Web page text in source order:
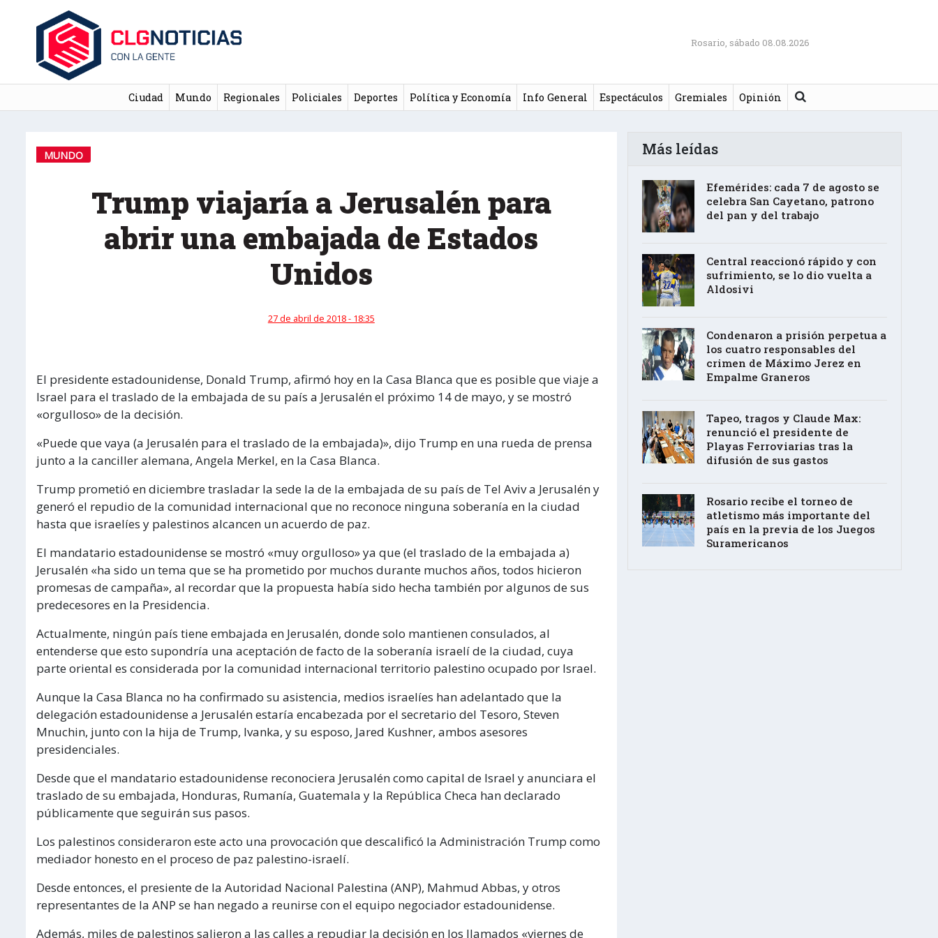
Rosario, sábado 08.08.2026
Ciudad Mundo Regionales Policiales Deportes Política y Economía Info General Espectáculos Gremiales Opinión Buscar
MUNDO
Trump viajaría a Jerusalén para
abrir una embajada de Estados
Unidos
27 de abril de 2018 - 18:35
El presidente estadounidense, Donald Trump, afirmó hoy en la Casa Blanca que es posible que viaje a
Israel para el traslado de la embajada de su país a Jerusalén el próximo 14 de mayo, y se mostró
«orgulloso» de la decisión.
«Puede que vaya (a Jerusalén para el traslado de la embajada)», dijo Trump en una rueda de prensa
junto a la canciller alemana, Angela Merkel, en la Casa Blanca.
Trump prometió en diciembre trasladar la sede la de la embajada de su país de Tel Aviv a Jerusalén y
generó el repudio de la comunidad internacional que no reconoce ninguna soberanía en la ciudad
hasta que israelíes y palestinos alcancen un acuerdo de paz.
El mandatario estadounidense se mostró «muy orgulloso» ya que (el traslado de la embajada a)
Jerusalén «ha sido un tema que se ha prometido por muchos durante muchos años, todos hicieron
promesas de campaña», al recordar que la propuesta había sido hecha también por algunos de sus
predecesores en la Presidencia.
Actualmente, ningún país tiene embajada en Jerusalén, donde solo mantienen consulados, al
entenderse que esto supondría una aceptación de facto de la soberanía israelí de la ciudad, cuya
parte oriental es considerada por la comunidad internacional territorio palestino ocupado por Israel.
Aunque la Casa Blanca no ha confirmado su asistencia, medios israelíes han adelantado que la
delegación estadounidense a Jerusalén estaría encabezada por el secretario del Tesoro, Steven
Mnuchin, junto con la hija de Trump, Ivanka, y su esposo, Jared Kushner, ambos asesores
presidenciales.
Desde que el mandatario estadounidense reconociera Jerusalén como capital de Israel y anunciara el
traslado de su embajada, Honduras, Rumanía, Guatemala y la República Checa han declarado
públicamente que seguirán sus pasos.
Los palestinos consideraron este acto una provocación que descalificó la Administración Trump como
mediador honesto en el proceso de paz palestino-israelí.
Desde entonces, el presiente de la Autoridad Nacional Palestina (ANP), Mahmud Abbas, y otros
representantes de la ANP se han negado a reunirse con el equipo negociador estadounidense.
Además, miles de palestinos salieron a las calles a repudiar la decisión en los llamados «viernes de
Más leídas
Efemérides: cada 7 de agosto se
celebra San Cayetano, patrono
del pan y del trabajo
Central reaccionó rápido y con
sufrimiento, se lo dio vuelta a
Aldosivi
Condenaron a prisión perpetua a
los cuatro responsables del
crimen de Máximo Jerez en
Empalme Graneros
Tapeo, tragos y Claude Max:
renunció el presidente de
Playas Ferroviarias tras la
difusión de sus gastos
Rosario recibe el torneo de
atletismo más importante del
país en la previa de los Juegos
Suramericanos